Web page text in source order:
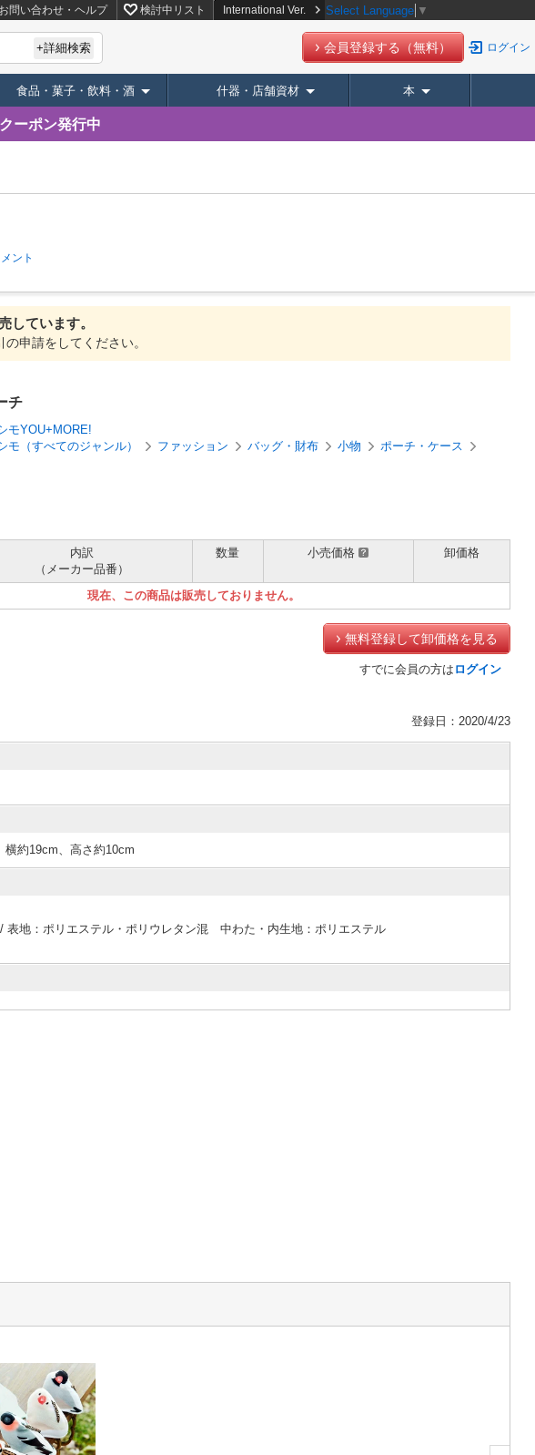
お問い合わせ・ヘルプ 検討中リスト International Ver. Select Language ▼
+詳細検索 会員登録する（無料） ログイン
食品・菓子・飲料・酒 什器・店舗資材 本
ーポン発行中
ント
しています。
申請をしてください。
チ
モYOU+MORE!
モ（すべてのジャンル） ファッション バッグ・財布 小物
ポーチ・ケース
内訳
（メーカー品番）
数量 小売価格 卸価格
現在、この商品は販売しておりません。
無料登録して卸価格を見る
すでに会員の方は ログイン
登録日：2020/4/23
約19cm、高さ約10cm
表地：ポリエステル・ポリウレタン混 中わた・内生地：ポリエステル